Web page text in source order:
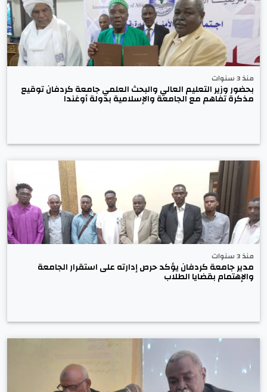
منذ 3 سنوات
بحضور وزير التعليم العالي والبحث العلمي جامعة كردفان توقيع
مذكرة تفاهم مع الجامعة والإسلامية بدولة أوغندا
منذ 3 سنوات
مدير جامعة كردفان يؤكد حرص إدارته على استقرار الجامعة
والإهتمام بقضايا الطلاب